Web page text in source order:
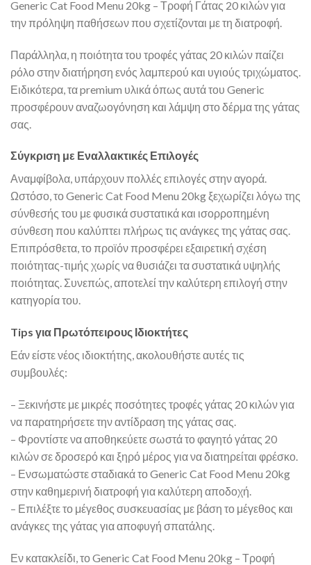
Generic Cat Food Menu 20kg – Τροφή Γάτας 20 κιλών για
την πρόληψη παθήσεων που σχετίζονται με τη διατροφή.
Παράλληλα, η ποιότητα του τροφές γάτας 20 κιλών παίζει
ρόλο στην διατήρηση ενός λαμπερού και υγιούς τριχώματος.
Ειδικότερα, τα premium υλικά όπως αυτά του Generic
προσφέρουν αναζωογόνηση και λάμψη στο δέρμα της γάτας
σας.
Σύγκριση με Εναλλακτικές Επιλογές
Αναμφίβολα, υπάρχουν πολλές επιλογές στην αγορά.
Ωστόσο, το Generic Cat Food Menu 20kg ξεχωρίζει λόγω της
σύνθεσής του με φυσικά συστατικά και ισορροπημένη
σύνθεση που καλύπτει πλήρως τις ανάγκες της γάτας σας.
Επιπρόσθετα, το προϊόν προσφέρει εξαιρετική σχέση
ποιότητας-τιμής χωρίς να θυσιάζει τα συστατικά υψηλής
ποιότητας. Συνεπώς, αποτελεί την καλύτερη επιλογή στην
κατηγορία του.
Tips για Πρωτόπειρους Ιδιοκτήτες
Εάν είστε νέος ιδιοκτήτης, ακολουθήστε αυτές τις
συμβουλές:
– Ξεκινήστε με μικρές ποσότητες τροφές γάτας 20 κιλών για
να παρατηρήσετε την αντίδραση της γάτας σας.
– Φροντίστε να αποθηκεύετε σωστά το φαγητό γάτας 20
κιλών σε δροσερό και ξηρό μέρος για να διατηρείται φρέσκο.
– Ενσωματώστε σταδιακά το Generic Cat Food Menu 20kg
στην καθημερινή διατροφή για καλύτερη αποδοχή.
– Επιλέξτε το μέγεθος συσκευασίας με βάση το μέγεθος και
ανάγκες της γάτας για αποφυγή σπατάλης.
Εν κατακλείδι, το Generic Cat Food Menu 20kg – Τροφή